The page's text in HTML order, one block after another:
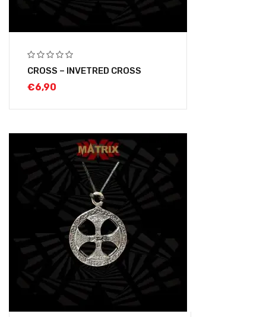
CROSS – INVETRED CROSS
€6,90